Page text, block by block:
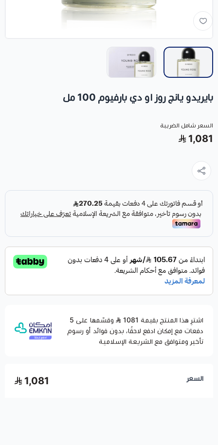
بايريدو يانج روز او دي بارفيوم 100 مل
السعر شامل الضريبة
1,081
اشترِ هذا المنتج بقيمة 1081
وقسّمها على 5
دفعات مع إمكان ادفع لاحقًا، بدون فوائد أو رسوم
تأخير ومتوافق مع الشريعة الإسلامية
السعر 1,081